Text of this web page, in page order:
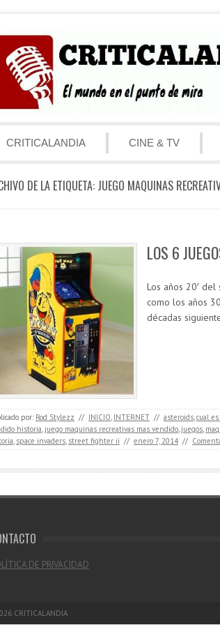
CRITICALANDIA
CINE & TV
DE LA ETIQUETA: JUEGO MAQUINAS
LOS 6
Los años 20′
como los años
décadas
por: Rod Stylezz // INICIO, INTERNET // asteroids,cual
historia, juego maquinas recreativas mas vendido, juegos,
, space invaders, street fighter ii // enero 7, 2014 //
DE PRIVACIDAD
CRITICALANDIA